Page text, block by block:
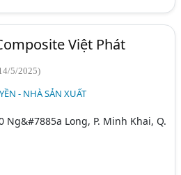
Việt Phát
5/2025)
- NHÀ SẢN XUẤT
Ng&#7885a Long, P. Minh Khai, Q.